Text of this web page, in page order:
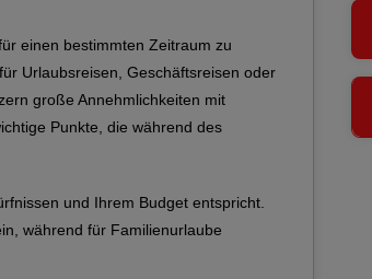
einen bestimmten Zeitraum zu
Urlaubsreisen, Geschäftsreisen oder
große Annehmlichkeiten mit
Punkte, die während des
und Ihrem Budget entspricht.
während für Familienurlaube